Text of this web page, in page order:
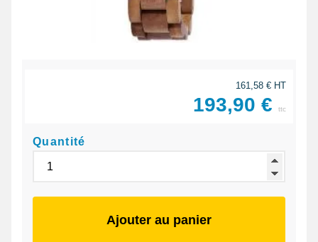
161,58 € HT
193,90 € ttc
Quantité
Ajouter au panier